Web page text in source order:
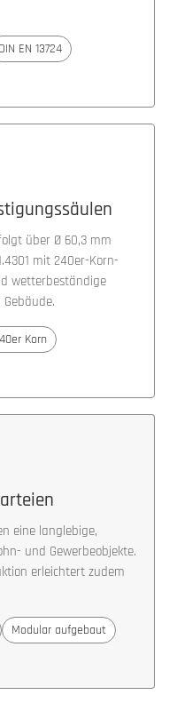
DIN EN 13724
über Ø 60,3 mm
mit 240er-Korn-
wetterbeständige
Korn
eine langlebige,
und Gewerbeobjekte.
erleichtert zudem
Modular aufgebaut